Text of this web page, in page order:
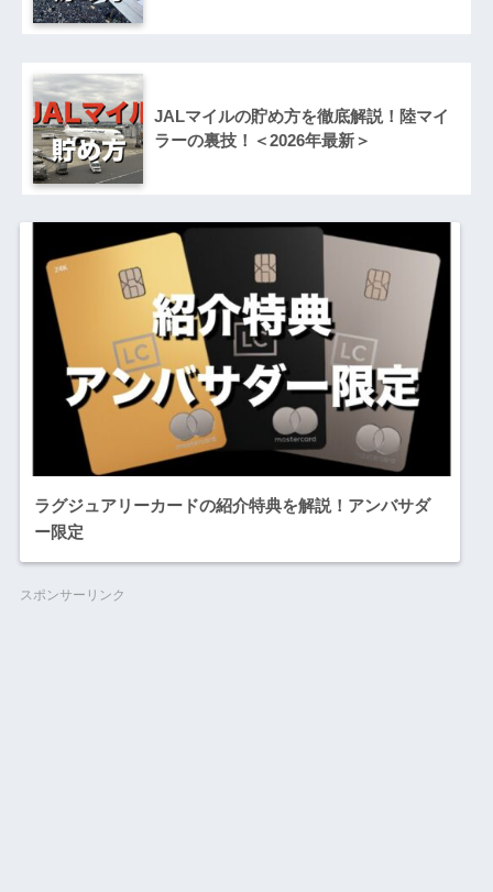
JALマイルの貯め方を徹底解説！陸マイ
ラーの裏技！＜2026年最新＞
ラグジュアリーカードの紹介特典を解説！アンバサダ
ー限定
スポンサーリンク